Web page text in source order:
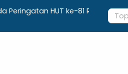
HUT ke-81 RI dan
Integrasi
Realisasi